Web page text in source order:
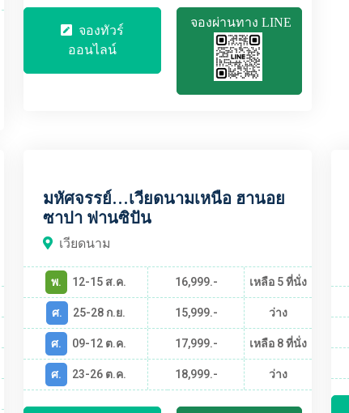
จองทัวร์
ออนไลน์
จองผ่านทาง LINE
มหัศจรรย์...เวียดนามเหนือ ฮานอย
ซาปา ฟานซิปัน
เวียดนาม
พ. 12-15 ส.ค. 16,999.-
เหลือ 5 ที่นั่ง
ศ.
25-28 ก.ย. 15,999.-
ว่าง
ศ.
09-12 ต.ค. 17,999.-
เหลือ 8 ที่นั่ง
ศ.
23-26 ต.ค. 18,999.- ว่าง